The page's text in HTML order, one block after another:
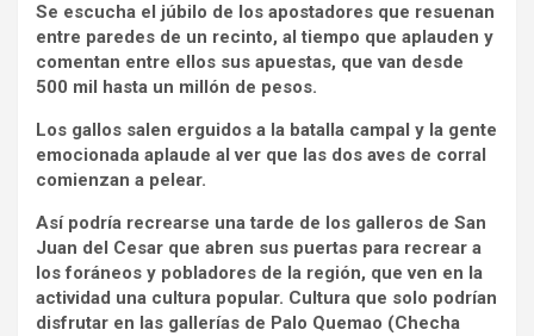
Se escucha el júbilo de los apostadores que resuenan
entre paredes de un recinto, al tiempo que aplauden y
comentan entre ellos sus apuestas, que van desde
500 mil hasta un millón de pesos.
Los gallos salen erguidos a la batalla campal y la gente
emocionada aplaude al ver que las dos aves de corral
comienzan a pelear.
Así podría recrearse una tarde de los galleros de San
Juan del Cesar que abren sus puertas para recrear a
los foráneos y pobladores de la región, que ven en la
actividad una cultura popular. Cultura que solo podrían
disfrutar en las gallerías de Palo Quemao (Checha